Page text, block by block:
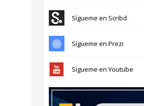
Sígueme en Scribd
Sígueme en Prezi
Sígueme en Youtube